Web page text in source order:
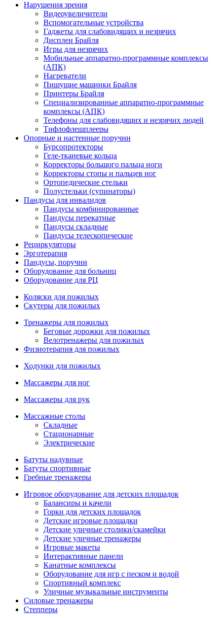
Нарушения зрения
Видеоувеличители
Вспомогательные устройства
Гаджеты для слабовидящих и незрячих
Дисплеи Брайля
Игры для незрячих
Мобильные аппаратно-программные комплексы
(АПК)
Нагреватели
Пишущие машинки Брайля
Принтеры Брайля
Специализированные аппаратно-программные
комплексы (АПК)
Телефоны для слабовидящих и незрячих людей
Тифлофлешплееры
Опорные и настенные поручни
Бурсопротекторы
Геле-тканевые кольца
Корректоры большого пальца ноги
Корректоры стопы и пальцев ног
Ортопедические стельки
Полустельки (супинаторы)
Пандусы для инвалидов
Пандусы комбинированные
Пандусы перекатные
Пандусы складные
Пандусы телескопические
Рециркуляторы
Эрготерапия
Пандусы, поручни
Оборудование для больниц
Оборудование для РЦ
Коляски для пожилых
Скутеры для пожилых
Тренажеры для пожилых
Беговые дорожки для пожилых
Велотренажеры для пожилых
Физиотерапия для пожилых
Ходунки для пожилых
Массажеры для ног
Массажеры для рук
Массажные столы
Складные
Стационарные
Электрические
Батуты надувные
Батуты спортивные
Гребные тренажеры
Игровое оборудование для детских площадок
Балансиры и качели
Горки для детских площадок
Детские игровые площадки
Детские уличные столики/скамейки
Детские уличные тренажеры
Игровые макеты
Интерактивные панели
Канатные комплексы
Оборудование для игр с песком и водой
Спортивный комплекс
Уличные музыкальные инструменты
Силовые тренажеры
Степперы